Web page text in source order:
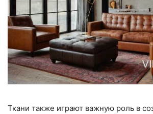
Ткани также играют важную роль в